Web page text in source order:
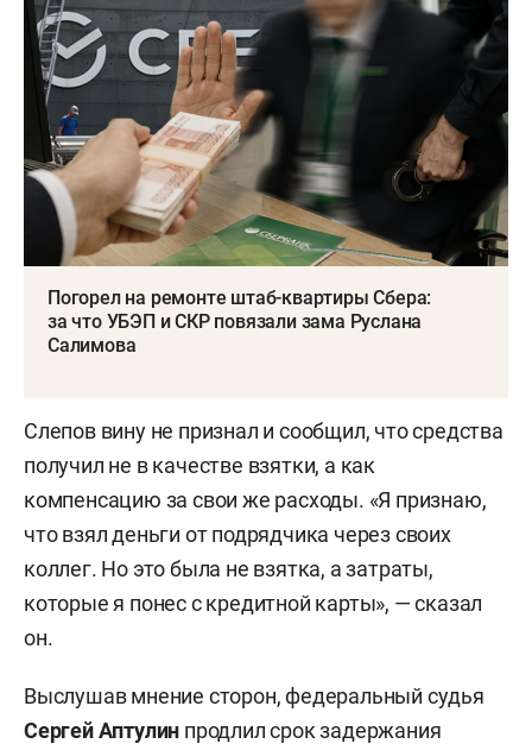
Погорел на ремонте штаб-квартиры Сбера:
за что УБЭП и СКР повязали зама Руслана
Салимова
Слепов вину не признал и сообщил, что средства
получил не в качестве взятки, а как
компенсацию за свои же расходы. «Я признаю,
что взял деньги от подрядчика через своих
коллег. Но это была не взятка, а затраты,
которые я понес с кредитной карты», — сказал
он.
Выслушав мнение сторон, федеральный судья
Сергей Аптулин продлил срок задержания